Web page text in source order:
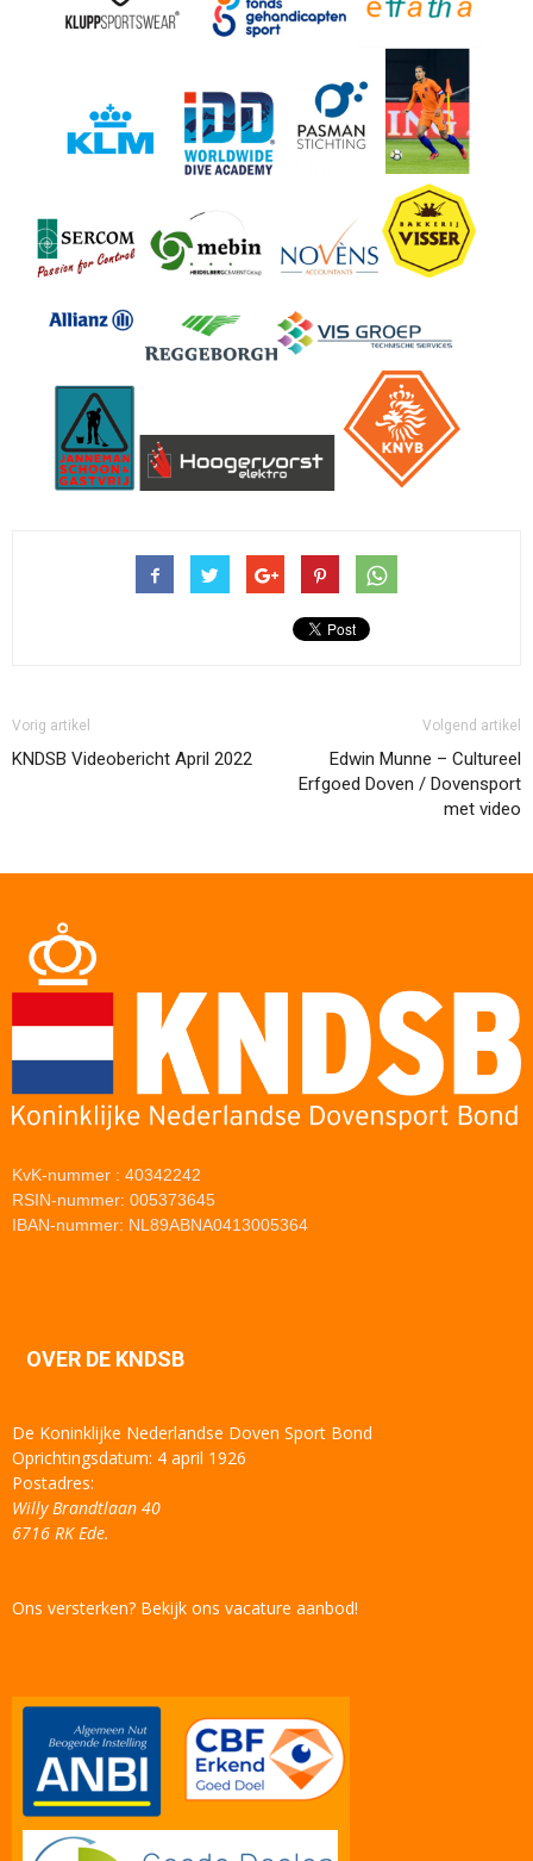
Vorig artikel
KNDSB Videobericht April 2022
Volgend artikel
Edwin Munne – Cultureel
Erfgoed Doven / Dovensport
met video
KvK-nummer : 40342242
RSIN-nummer: 005373645
IBAN-nummer: NL89ABNA0413005364
OVER DE KNDSB
De Koninklijke Nederlandse Doven Sport Bond
Oprichtingsdatum: 4 april 1926
Postadres:
Willy Brandtlaan 40
6716 RK Ede.
Ons versterken? Bekijk ons vacature aanbod!